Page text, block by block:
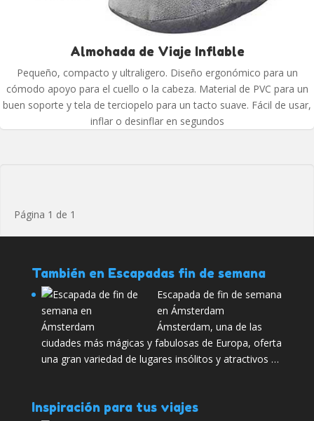
Almohada de Viaje Inflable
Pequeño, compacto y ultraligero. Diseño ergonómico para un
cómodo apoyo para el cuello o la cabeza. Material de PVC para un
buen soporte y tela de terciopelo para un tacto suave. Fácil de usar,
inflar o desinflar en segundos
Página 1 de 1
También en Escapadas fin de semana
Escapada de fin de semana
en Ámsterdam
Ámsterdam, una de las
ciudades más mágicas y fabulosas de Europa, oferta
una gran variedad de lugares insólitos y atractivos …
Inspiración para tus viajes